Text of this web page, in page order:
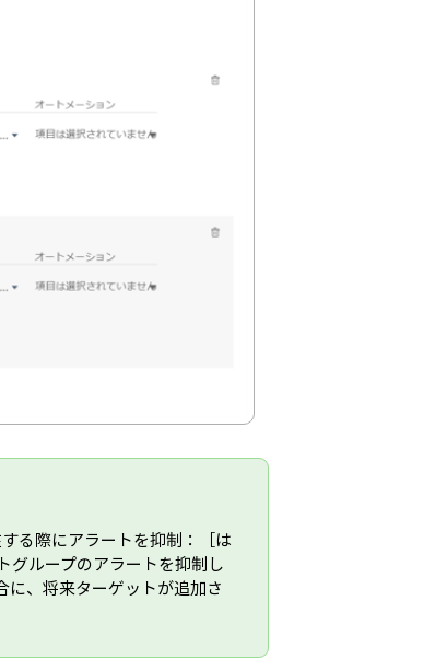
る際にアラートを抑制：［は
グループのアラートを抑制し
に、将来ターゲットが追加さ